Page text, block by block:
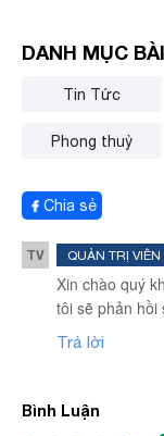
DANH MỤC
Tin Tức
Phong thuỷ
Chia sẻ
TV QUẢN TRỊ VIÊN
Xin chào quý
tôi sẽ phản hồi
Trả lời
Bình Luận